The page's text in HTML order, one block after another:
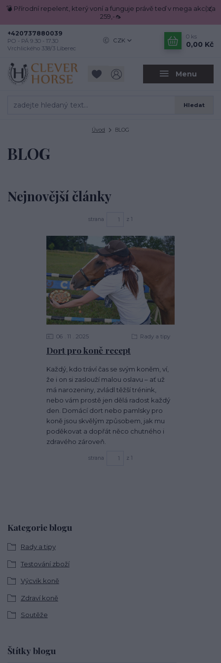
💣 Přírodní repelent, který voní a funguje právě teď v mega akci za
259,-🦟
Menu
CZK
Hledat
+420737880039
PO - PÁ 9.30 - 17.30
Vrchlického 338/3 Liberec
0 ks
0,00 Kč
Úvod BLOG
Kategorie blogu
Rady a tipy
Testování zboží
Výcvik koně
Zdraví koně
Soutěže
Štítky blogu
BLOG
Nejnovější články
strana z 1
Dort pro koně recept
06 11 2025 Rady a tipy
Každý, kdo tráví čas se svým koněm, ví,
že i on si zaslouží malou oslavu – ať už
má narozeniny, zvládl těžší trénink,
nebo vám prostě jen dělá radost každý
den. Domácí dort nebo pamlsky pro
koně jsou skvělým způsobem, jak mu
poděkovat a dopřát něco chutného i
zdravého zároveň.
strana z 1